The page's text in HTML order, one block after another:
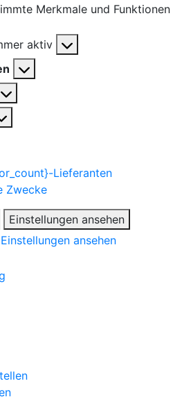
Merkmale und Funktionen
aktiv
Lieferanten
Zwecke
Einstellungen ansehen
Einstellungen ansehen